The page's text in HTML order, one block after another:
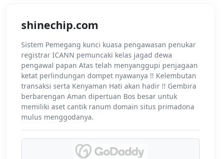
shinechip.com
Sistem Pemegang kunci kuasa pengawasan penukar
registrar ICANN pemuncaki kelas jagad dewa
pengawal papan Atas telah menyanggupi penjagaan
ketat perlindungan dompet nyawanya !! Kelembutan
transaksi serta Kenyaman Hati akan hadir !! Gembira
berbarengan Aman dipertuan Bos besar untuk
memiliki aset cantik ranum domain situs primadona
mulus menggodanya.